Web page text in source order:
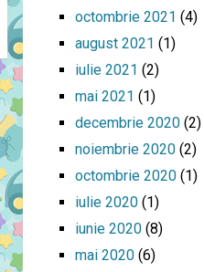
octombrie 2021 (4)
august 2021 (1)
iulie 2021 (2)
mai 2021 (1)
decembrie 2020 (2)
noiembrie 2020 (2)
octombrie 2020 (1)
iulie 2020 (1)
iunie 2020 (8)
mai 2020 (6)